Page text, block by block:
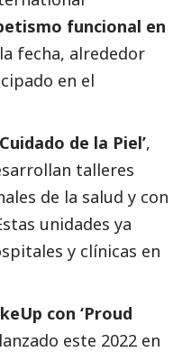
funcional en
fecha, alrededor
en el
de la Piel’,
talleres
de la salud y con
unidades ya
y clínicas en
con ‘Proud
este 2022 en